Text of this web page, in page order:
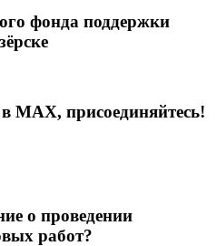
фонда поддержки
МАХ, присоединяйтесь!
о проведении
работ?